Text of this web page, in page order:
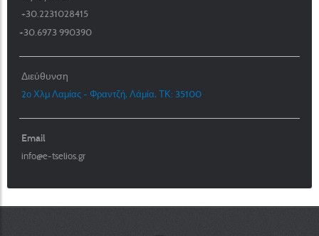
+30.2231028415
+30.6973 990390
Διεύθυνση
2ο Χλμ Λαμίας - Φραντζή, Λάμία, ΤΚ: 35100
Email
info@e-tselios.gr